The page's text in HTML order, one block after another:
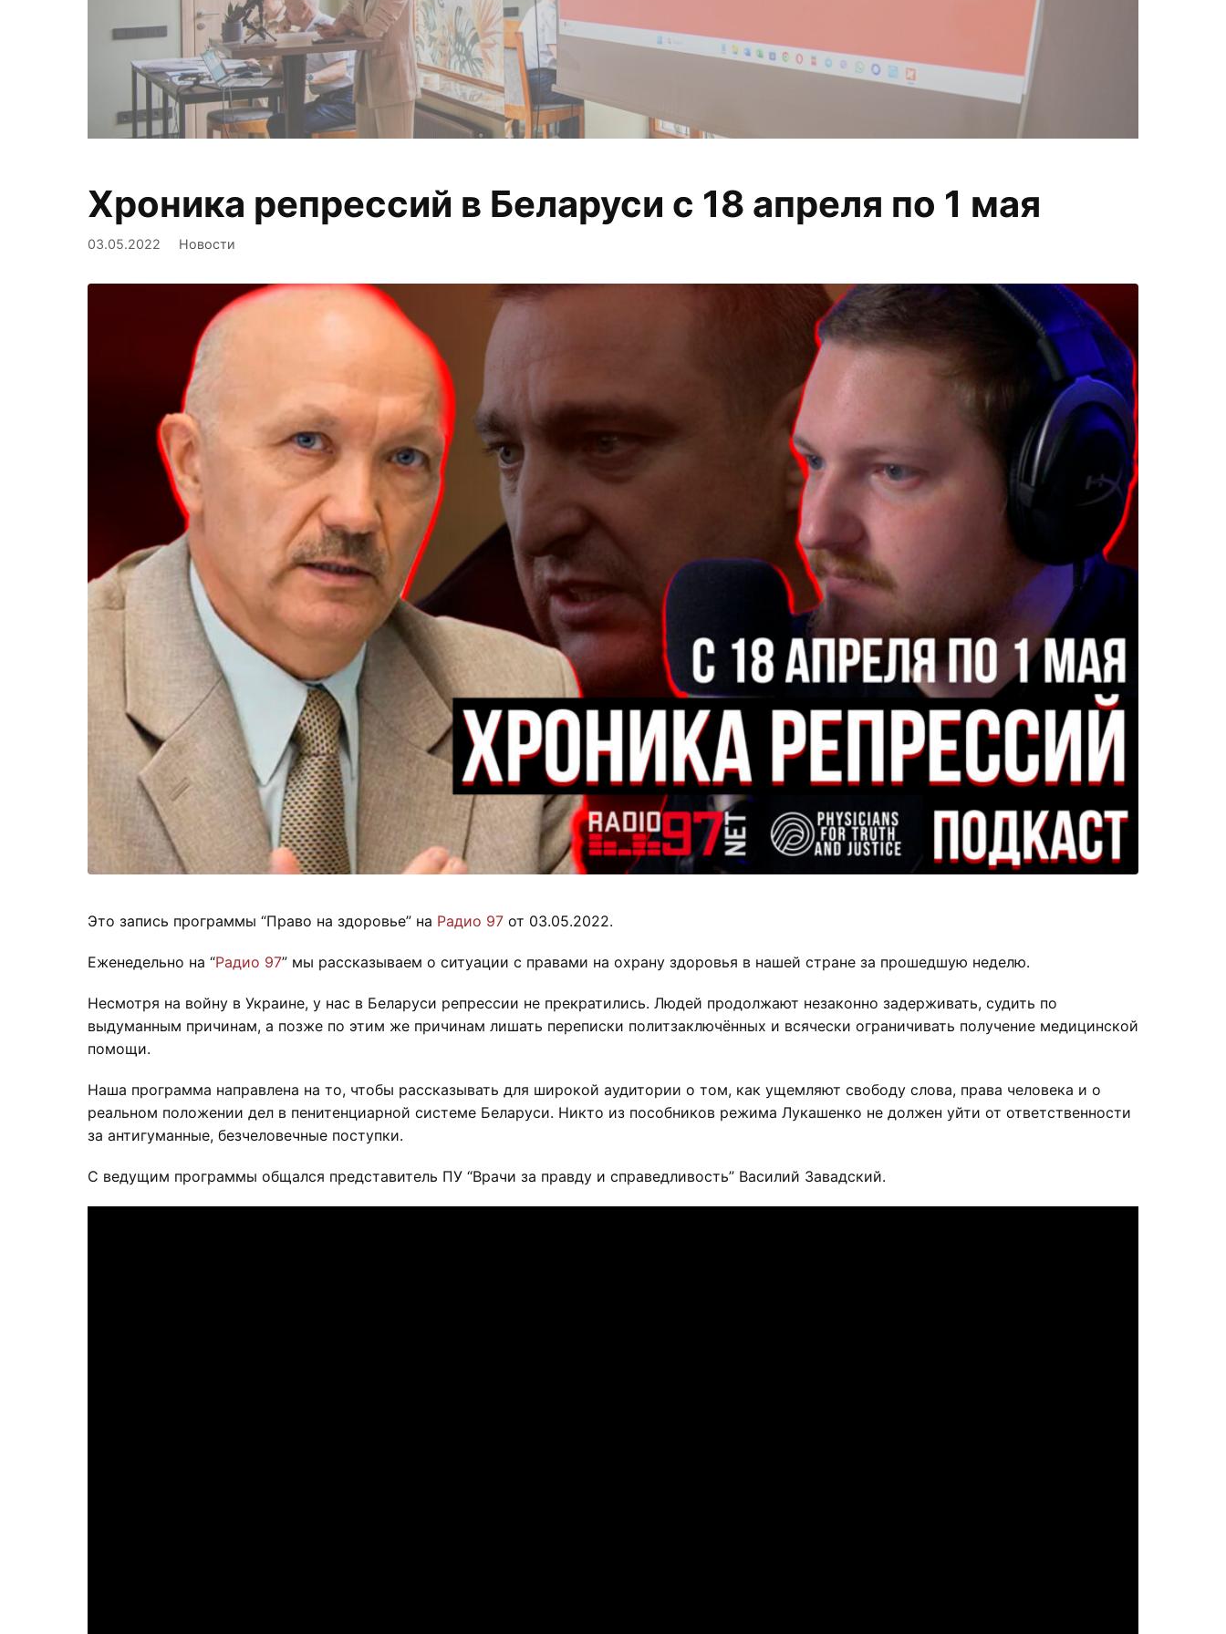
Фиксируем, анализируем, изменяем
Хроника репрессий в Беларуси с 18 апреля по 1 мая
03.05.2022 Новости
Это запись программы “Право на здоровье” на Радио 97 от 03.05.2022.
Еженедельно на “Радио 97” мы рассказываем о ситуации с правами на охрану здоровья в нашей стране за прошедшую неделю.
Несмотря на войну в Украине, у нас в Беларуси репрессии не прекратились. Людей продолжают незаконно задерживать, судить по
выдуманным причинам, а позже по этим же причинам лишать переписки политзаключённых и всячески ограничивать получение медицинской
помощи.
Наша программа направлена на то, чтобы рассказывать для широкой аудитории о том, как ущемляют свободу слова, права человека и о
реальном положении дел в пенитенциарной системе Беларуси. Никто из пособников режима Лукашенко не должен уйти от ответственности
за антигуманные, безчеловечные поступки.
С ведущим программы общался представитель ПУ “Врачи за правду и справедливость” Василий Завадский.